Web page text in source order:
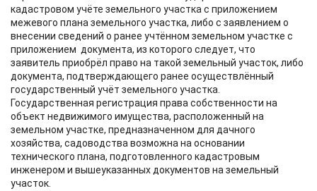
кадастровом учёте земельного участка с приложением
межевого плана земельного участка, либо с заявлением о
внесении сведений о ранее учтённом земельном участке с
приложением документа, из которого следует, что
заявитель приобрёл право на такой земельный участок, либо
документа, подтверждающего ранее осуществлённый
государственный учёт земельного участка.
Государственная регистрация права собственности на
объект недвижимого имущества, расположенный на
земельном участке, предназначенном для дачного
хозяйства, садоводства возможна на основании
технического плана, подготовленного кадастровым
инженером и вышеуказанных документов на земельный
участок.